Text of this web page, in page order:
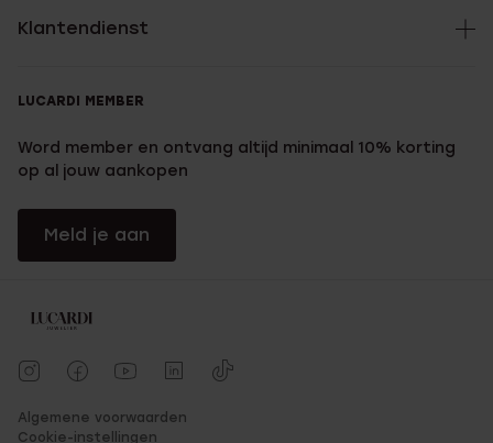
Klantendienst
LUCARDI MEMBER
Word member en ontvang altijd minimaal 10% korting
op al jouw aankopen
Meld je aan
Algemene voorwaarden
Cookie-instellingen